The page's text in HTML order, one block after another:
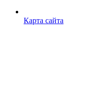
Карта сайта